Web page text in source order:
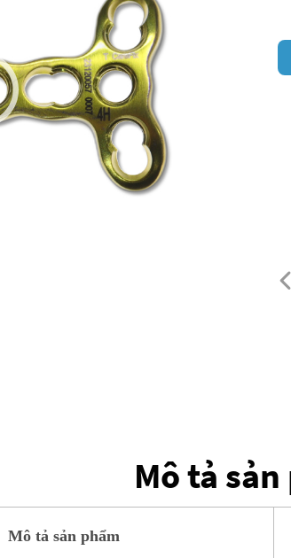
Mô tả
Mô tả sản phẩm